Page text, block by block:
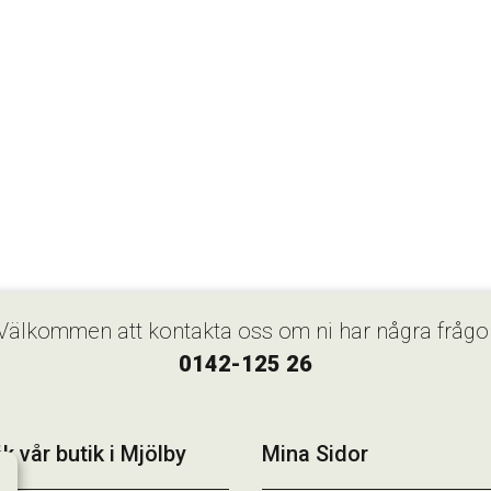
att kontakta oss om ni har några
0142-125 26
vår butik i Mjölby Mina Sidor